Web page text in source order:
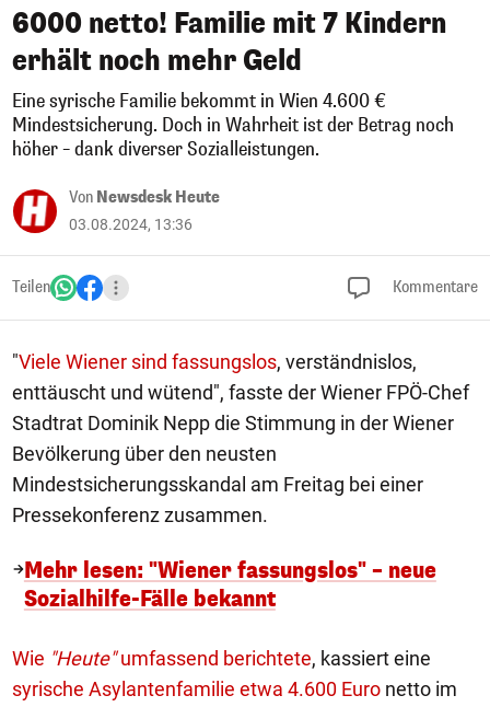
6000 netto! Familie mit 7 Kindern
erhält noch mehr Geld
Eine syrische Familie bekommt in Wien 4.600 €
Mindestsicherung. Doch in Wahrheit ist der Betrag noch
höher – dank diverser Sozialleistungen.
Von Newsdesk Heute
03.08.2024, 13:36
Teilen Kommentare
"Viele Wiener sind fassungslos, verständnislos,
enttäuscht und wütend", fasste der Wiener FPÖ-Chef
Stadtrat Dominik Nepp die Stimmung in der Wiener
Bevölkerung über den neusten
Mindestsicherungsskandal am Freitag bei einer
Pressekonferenz zusammen.
Mehr lesen: "Wiener fassungslos" – neue
Sozialhilfe-Fälle bekannt
Wie "Heute"umfassend berichtete, kassiert eine
syrische Asylantenfamilie etwa 4.600 Euro netto im